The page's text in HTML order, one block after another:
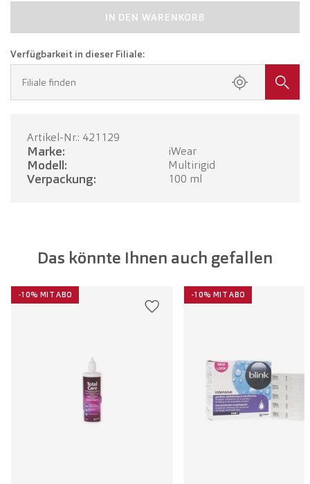
IN DEN WARENKORB
Verfügbarkeit in dieser Filiale:
Filiale finden
Artikel-Nr.: 421129
Marke: iWear
Modell: Multirigid
Verpackung: 100 ml
Das könnte Ihnen auch gefallen
-10% MIT ABO -10% MIT ABO